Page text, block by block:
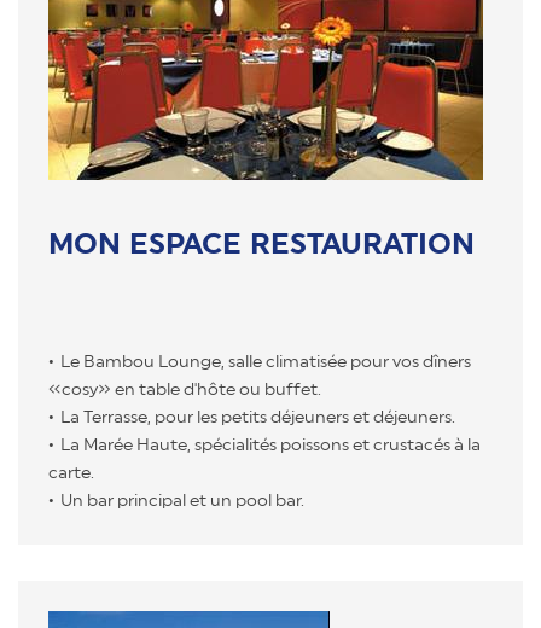
MON ESPACE RESTAURATION
Le Bambou Lounge, salle climatisée pour vos dîners
«cosy» en table d'hôte ou buffet.
La Terrasse, pour les petits déjeuners et déjeuners.
La Marée Haute, spécialités poissons et crustacés à la
carte.
Un bar principal et un pool bar.